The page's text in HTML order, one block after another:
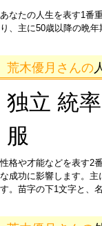
あなたの人生を表す1番
り、主に50歳以降の晩
荒木優月さんの
独立 統
服
性格や才能などを表す2
な成功に影響します。主
す。苗字の下1文字と、